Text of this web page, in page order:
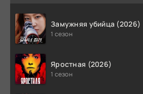
Замужняя убийца (2026)
1 сезон
Яростная (2026)
1 сезон